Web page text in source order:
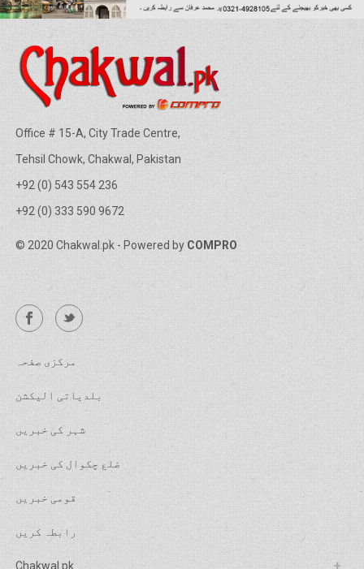
Office # 15-A, City Trade Centre,
Tehsil Chowk, Chakwal, Pakistan
+92 (0) 543 554 236
+92 (0) 333 590 9672
© 2020 Chakwal.pk - Powered byCOMPRO
مرکزی صفحہ
بلدیاتی الیکشن
شہر کی خبریں
ضلع چکوال کی خبریں
قومی خبریں
رابطہ کریں
Chakwal.pk